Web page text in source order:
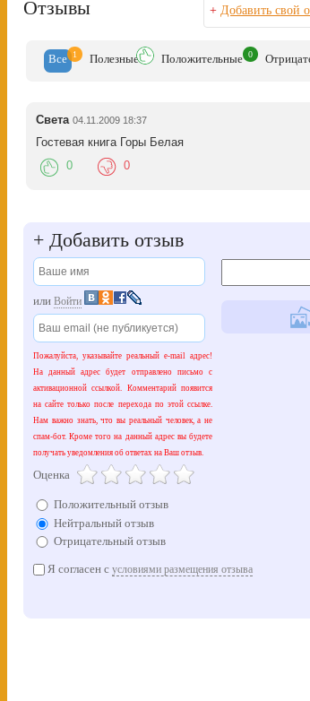
Отзывы + Добавить свой
Все 1 Полезные Положительные 0 Отрицат
Света 04.11.2009 18:37
Гостевая книга Горы Белая
0 0
+ Добавить отзыв
или Войти
Пожалуйста, указывайте реальный e-mail адрес!
На данный адрес будет отправлено письмо с
активационной ссылкой. Комментарий появится
на сайте только после перехода по этой ссылке.
Нам важно знать, что вы реальный человек, а не
спам-бот. Кроме того на данный адрес вы будете
получать уведомления об ответах на Ваш отзыв.
Оценка
Положительный отзыв
Нейтральный отзыв
Отрицательный отзыв
Я согласен с условиями размещения отзыва